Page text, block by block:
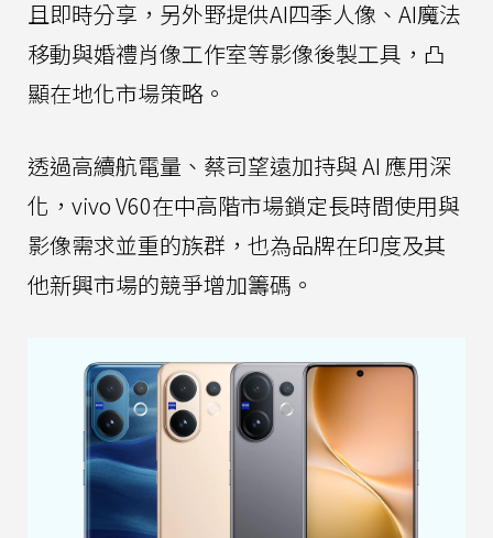
且即時分享，另外野提供AI四季人像、AI魔法
移動與婚禮肖像工作室等影像後製工具，凸
顯在地化市場策略。
透過高續航電量、蔡司望遠加持與 AI 應用深
化，vivo V60在中高階市場鎖定長時間使用與
影像需求並重的族群，也為品牌在印度及其
他新興市場的競爭增加籌碼。